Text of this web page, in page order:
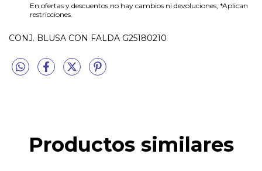
En ofertas y descuentos no hay cambios ni devoluciones, *Aplican
restricciones.
CONJ. BLUSA CON FALDA G25180210
Productos similares